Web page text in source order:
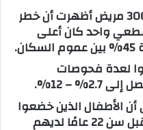
* دراسة أجريت على أكثر من 3000 مريض أظهرت أن خطر
واحد كان أعلى
لعدة فحوصات
– 12%.
الأطفال الذين خضعوا
للتصوير المقطعي المحوسب قبل سن 22 عامًا لديهم